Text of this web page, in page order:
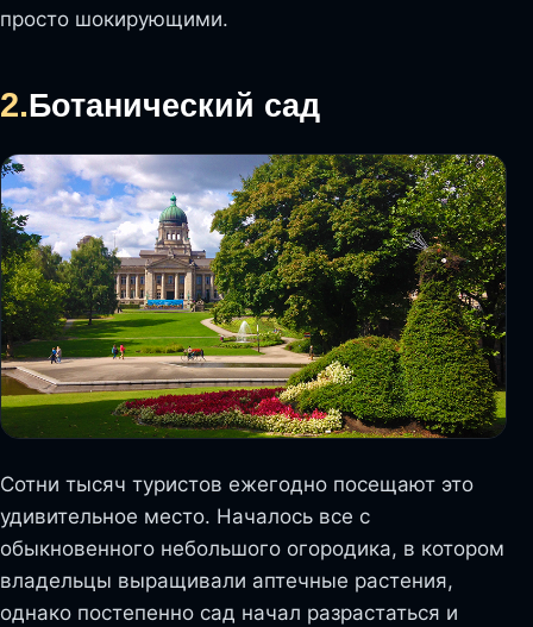
просто шокирующими.
2.Ботанический сад
Сотни тысяч туристов ежегодно посещают это
удивительное место. Началось все с
обыкновенного небольшого огородика, в котором
владельцы выращивали аптечные растения,
однако постепенно сад начал разрастаться и